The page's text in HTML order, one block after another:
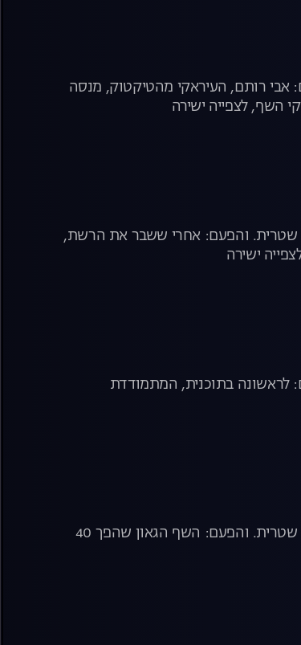
אבי רותם, העיראקי מהטיקטוק, מנסה
השף, לצפייה ישירה
שטרית. והפעם: אחרי ששבר את הרשת,
ישירה
לראשונה בתוכנית, המתמודדת
האודישנים נמשכים. ריאליטי הבישול בעונה חדשה עם השפים אסף גרניט, מושיק רוט ויוסי שטרית. והפעם: השף הגאון שהפך 40